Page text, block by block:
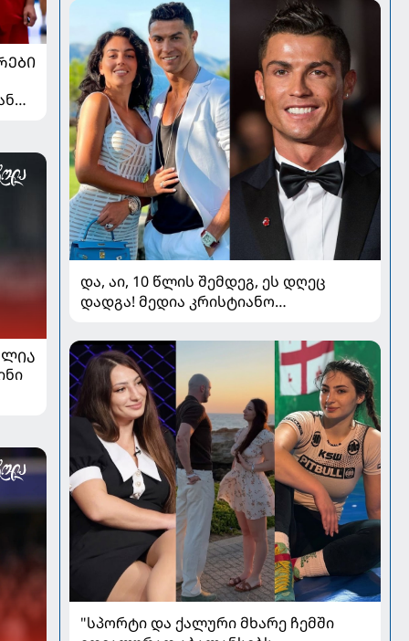
და, აი, 10 წლის შემდეგ, ეს დღეც
დადგა! მედია კრისტიანო
როდრიგესის ქორწილზე წერს
"სპორტი და ქალური მხარე ჩემში